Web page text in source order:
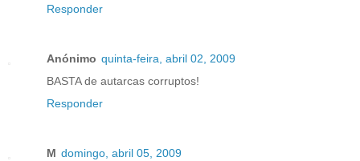
Responder
Anónimo quinta-feira, abril 02, 2009
BASTA de autarcas corruptos!
Responder
M domingo, abril 05, 2009